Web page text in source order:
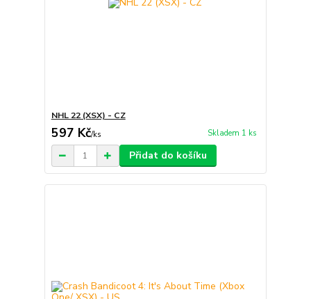
NHL 22 (XSX) - CZ
597 Kč/ks Skladem 1 ks
Přidat do košíku